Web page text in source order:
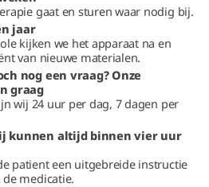
gaat en sturen waar nodig bij.
jaar
kijken we het apparaat na en
van nieuwe materialen.
nog een vraag? Onze
graag
wij 24 uur per dag, 7 dagen per
kunnen altijd binnen vier uur
patient een uitgebreide instructie
medicatie.